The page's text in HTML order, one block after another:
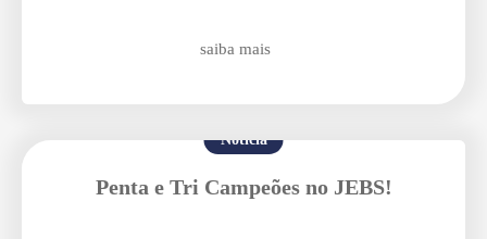
saiba mais
Notícia
Penta e Tri Campeões no JEBS!